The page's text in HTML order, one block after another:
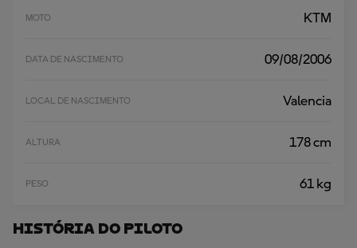
MOTO KTM
DATA DE NASCIMENTO 09/08/2006
LOCAL DE NASCIMENTO Valencia
ALTURA 178 cm
PESO 61 kg
História Do Piloto